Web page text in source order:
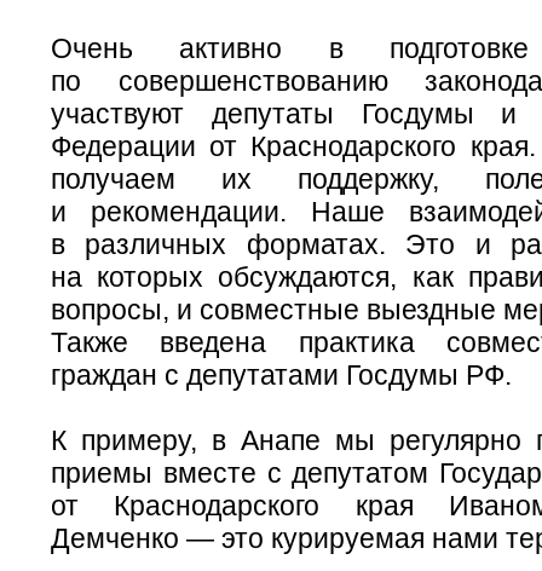
Очень активно в подготовке
по совершенствованию
участвуют депутаты Госдумы и
Федерации от Краснодарского
получаем их поддержку,
и рекомендации. Наше
в различных форматах. Это и
на которых обсуждаются, как
вопросы, и совместные выездные
Также введена практика
граждан с депутатами Госдумы РФ.
К примеру, в Анапе мы регулярно
приемы вместе с депутатом
от Краснодарского края
Демченко — это курируемая нами